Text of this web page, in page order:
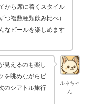
から席に着くスタイル
複数種類飲み比べ）
なビールを楽しめます
ルネちゃ
ん
見えるのも楽し
を眺めながらビ
のシアトル旅行